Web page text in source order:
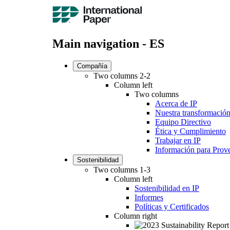
Main navigation - ES
Compañía
Two columns 2-2
Column left
Two columns
Acerca de IP
Nuestra transformación
Equipo Directivo
Ética y Cumplimiento
Trabajar en IP
Información para
Sostenibilidad
Two columns 1-3
Column left
Sostenibilidad en IP
Informes
Políticas y Certificados
Column right